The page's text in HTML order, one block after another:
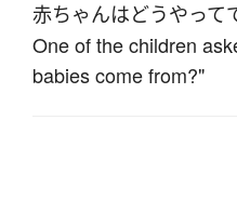
赤ちゃんはどうやって
One of the children
babies come from?"